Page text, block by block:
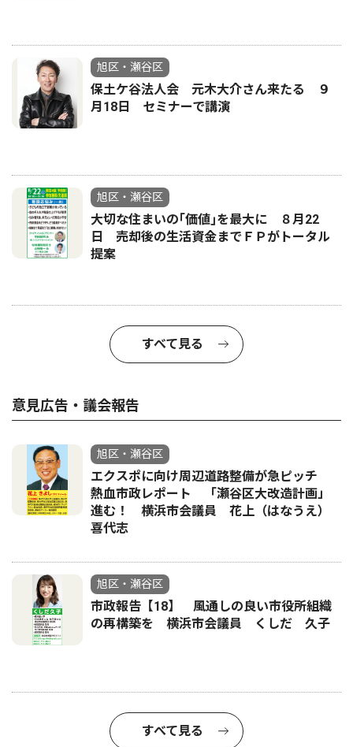
旭区・瀬谷区
保土ケ谷法人会 元木大介さん来たる ９
月18日 セミナーで講演
旭区・瀬谷区
大切な住まいの｢価値｣を最大に ８月22
日 売却後の生活資金までＦＰがトータル
提案
すべて見る
意見広告・議会報告
旭区・瀬谷区
エクスポに向け周辺道路整備が急ピッチ
熱血市政レポート 「瀬谷区大改造計画」
進む！ 横浜市会議員 花上（はなうえ）
喜代志
旭区・瀬谷区
市政報告【18】 風通しの良い市役所組織
の再構築を 横浜市会議員 くしだ 久子
すべて見る